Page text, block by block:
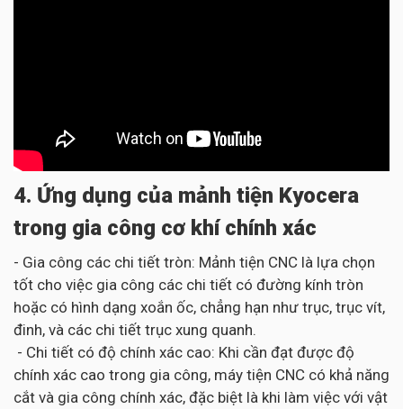
4. Ứng dụng của mảnh tiện Kyocera
trong gia công cơ khí chính xác
- Gia công các chi tiết tròn: Mảnh tiện CNC là lựa chọn
tốt cho việc gia công các chi tiết có đường kính tròn
hoặc có hình dạng xoắn ốc, chẳng hạn như trục, trục vít,
đinh, và các chi tiết trục xung quanh.
- Chi tiết có độ chính xác cao: Khi cần đạt được độ
chính xác cao trong gia công, máy tiện CNC có khả năng
cắt và gia công chính xác, đặc biệt là khi làm việc với vật